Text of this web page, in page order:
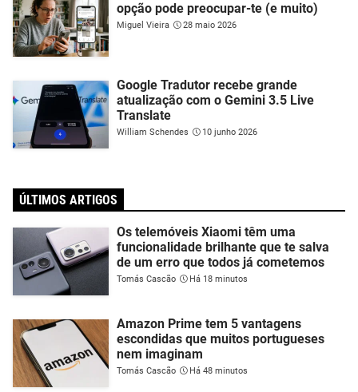
opção pode preocupar-te (e muito)
Miguel Vieira 28 maio 2026
Google Tradutor recebe grande
atualização com o Gemini 3.5 Live
Translate
William Schendes 10 junho 2026
ÚLTIMOS ARTIGOS
Os telemóveis Xiaomi têm uma
funcionalidade brilhante que te salva
de um erro que todos já cometemos
Tomás Cascão Há 18 minutos
Amazon Prime tem 5 vantagens
escondidas que muitos portugueses
nem imaginam
Tomás Cascão Há 48 minutos